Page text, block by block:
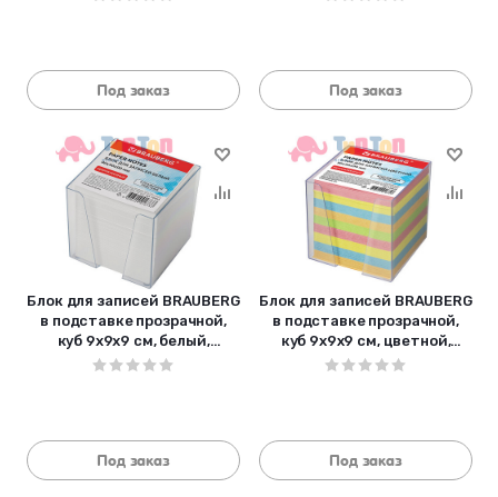
Под заказ Под заказ
Блок для записей BRAUBERG
в подставке прозрачной,
куб 9х9х9 см, белый,
белизна 95-98%, 122223
Под заказ
Блок для записей BRAUBERG
в подставке прозрачной,
куб 9х9х9 см, цветной,
122225
Под заказ